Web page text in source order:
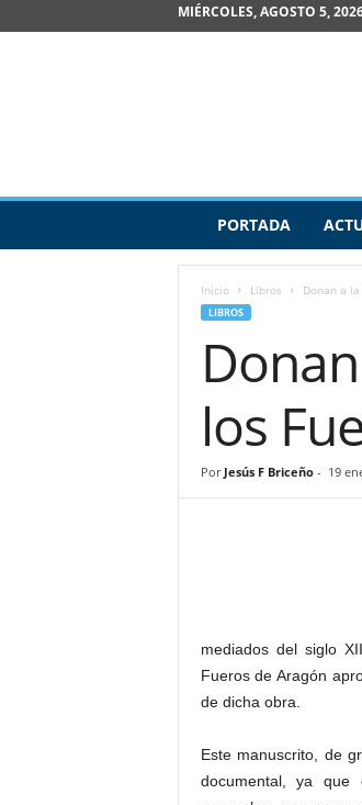
MIÉRCOLES, AGOSTO 5,
v
PORTADA
Inicio Libros Donan a
LIBROS
los
Por Jesús F Briceño- 19
mediados del siglo
Fueros de Aragón
de dicha obra.
Este manuscrito, de
documental, ya que